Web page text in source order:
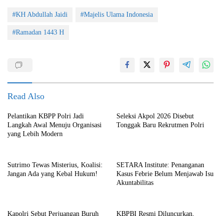
#KH Abdullah Jaidi #Majelis Ulama Indonesia
#Ramadan 1443 H
Read Also
Pelantikan KBPP Polri Jadi
Langkah Awal Menuju Organisasi
yang Lebih Modern
Seleksi Akpol 2026 Disebut
Tonggak Baru Rekrutmen Polri
Sutrimo Tewas Misterius, Koalisi:
Jangan Ada yang Kebal Hukum!
SETARA Institute: Penanganan
Kasus Febrie Belum Menjawab Isu
Akuntabilitas
Kapolri Sebut Perjuangan Buruh KBPBI Resmi Diluncurkan,